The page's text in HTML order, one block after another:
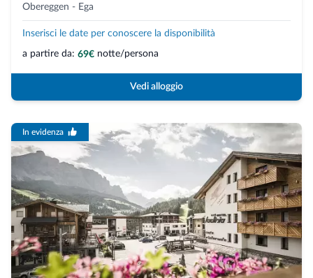
Obereggen - Ega
Inserisci le date per conoscere la disponibilità
a partire da: 69€ notte/persona
Vedi alloggio
In evidenza